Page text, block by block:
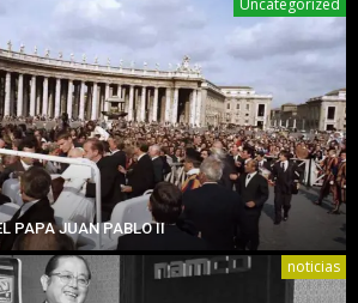
PAPA JUAN PABLO II
noticias